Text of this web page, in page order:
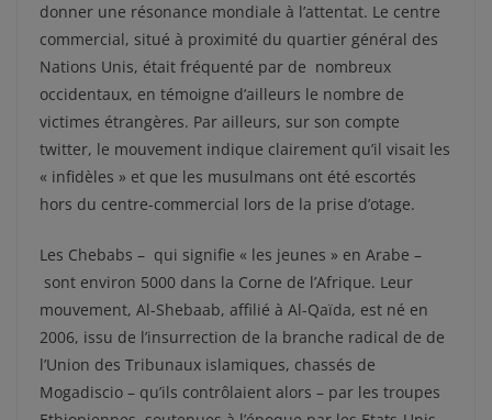
donner une résonance mondiale à l’attentat. Le centre
commercial, situé à proximité du quartier général des
Nations Unis, était fréquenté par de nombreux
occidentaux, en témoigne d’ailleurs le nombre de
victimes étrangères. Par ailleurs, sur son compte
twitter, le mouvement indique clairement qu’il visait les
« infidèles » et que les musulmans ont été escortés
hors du centre-commercial lors de la prise d’otage.
Les Chebabs – qui signifie « les jeunes » en Arabe –
sont environ 5000 dans la Corne de l’Afrique. Leur
mouvement, Al-Shebaab, affilié à Al-Qaïda, est né en
2006, issu de l’insurrection de la branche radical de de
l’Union des Tribunaux islamiques, chassés de
Mogadiscio – qu’ils contrôlaient alors – par les troupes